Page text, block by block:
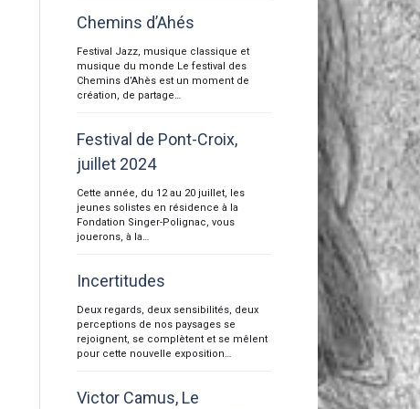
Chemins d’Ahés
Festival Jazz, musique classique et
musique du monde Le festival des
Chemins d’Ahès est un moment de
création, de partage…
Festival de Pont-Croix,
juillet 2024
Cette année, du 12 au 20 juillet, les
jeunes solistes en résidence à la
Fondation Singer-Polignac, vous
jouerons, à la…
Incertitudes
Deux regards, deux sensibilités, deux
perceptions de nos paysages se
rejoignent, se complètent et se mêlent
pour cette nouvelle exposition…
Victor Camus, Le